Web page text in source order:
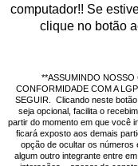
computador!! Se
clique no botão
**ASSUMINDO NOSSO
CONFORMIDADE COM A
SEGUIR. Clicando neste
seja opcional, facilita o
partir do momento em que você
ficará exposto aos demais
opção de ocultar os
algum outro integrante entre